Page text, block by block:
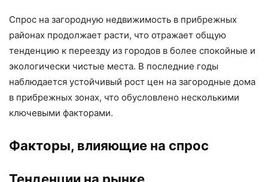
Спрос на загородную недвижимость в прибрежных
районах продолжает расти, что отражает общую
тенденцию к переезду из городов в более спокойные и
экологически чистые места. В последние годы
наблюдается устойчивый рост цен на загородные дома
в прибрежных зонах, что обусловлено несколькими
ключевыми факторами.
Факторы, влияющие на спрос
Тенденции на рынке